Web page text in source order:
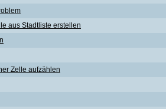
aus Stadtliste erstellen
Zelle aufzählen